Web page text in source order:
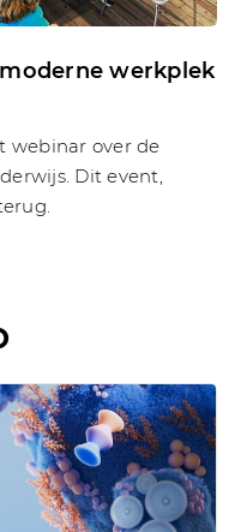
werkplek
webinar over de
Dit event,